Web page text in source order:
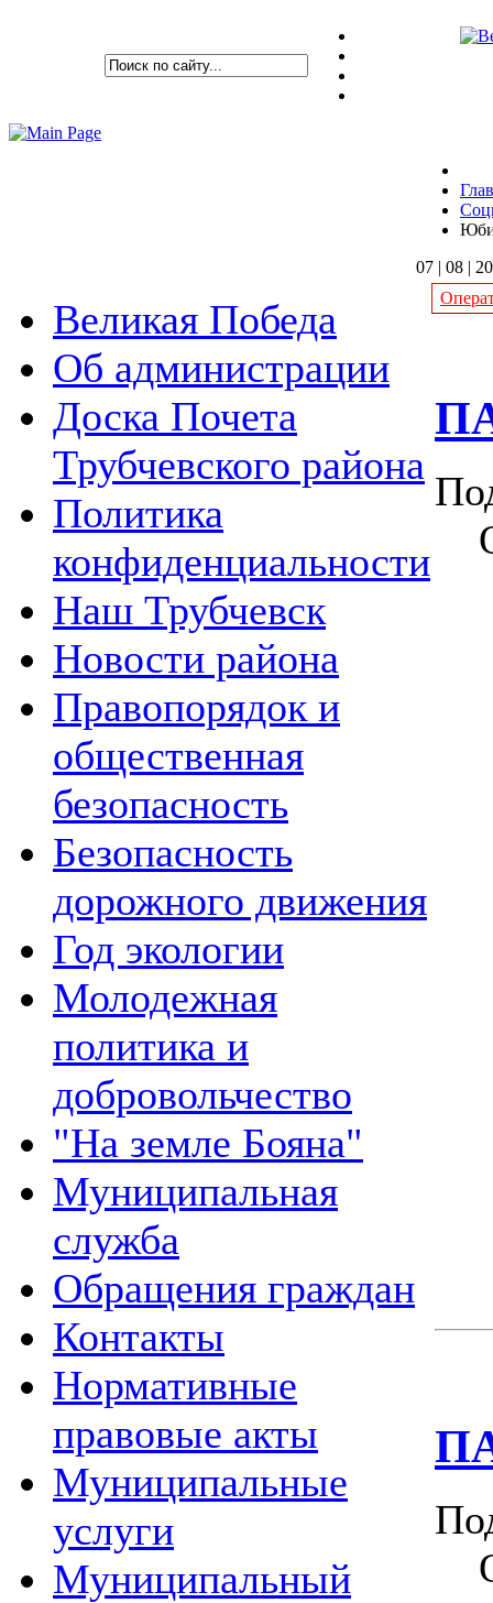
07 | 08 |
Великая Победа
Об администрации
Доска Почета
Трубчевского района
Политика
конфиденциальности
Наш Трубчевск
Новости района
Правопорядок и
общественная
безопасность
Безопасность
дорожного движения
Год экологии
Молодежная
политика и
добровольчество
"На земле Бояна"
Муниципальная
служба
Обращения граждан
Контакты
Нормативные
правовые акты
Муниципальные
услуги
Муниципальный